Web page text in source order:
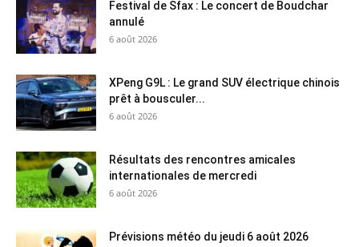
Festival de Sfax : Le concert de Boudchar
annulé
6 août 2026
XPeng G9L : Le grand SUV électrique chinois
prêt à bousculer...
6 août 2026
Résultats des rencontres amicales
internationales de mercredi
6 août 2026
Prévisions météo du jeudi 6 août 2026